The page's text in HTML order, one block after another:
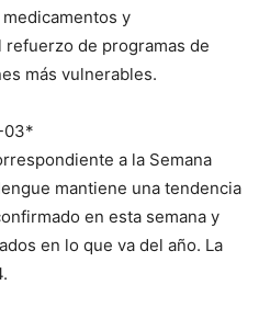
y
de programas de
más vulnerables.
03*
a la Semana
mantiene una tendencia
en esta semana y
en lo que va del año. La